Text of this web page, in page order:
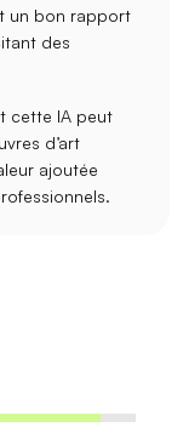
un bon rapport
des
cette IA peut
d’art
ajoutée